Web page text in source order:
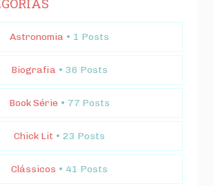
Astronomia • 1 Posts
Biografia • 36 Posts
Book Série • 77 Posts
Chick Lit • 23 Posts
Clássicos • 41 Posts